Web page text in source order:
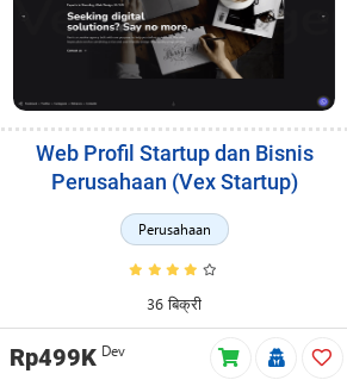
Web Profil Startup dan Bisnis
Perusahaan (Vex Startup)
Perusahaan
36 बिक्री
Rp499K Dev